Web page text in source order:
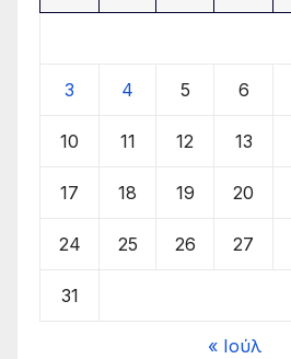
3 4 5 6
10 11 12 13
17 18 19 20
24 25 26 27
31
« Ιούλ